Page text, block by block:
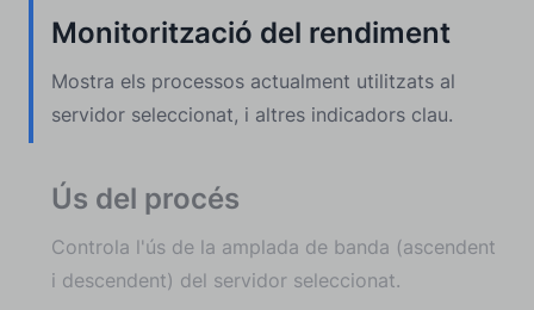
Monitorització del rendiment
Mostra els processos actualment utilitzats al
servidor seleccionat, i altres indicadors clau.
Ús del procés
Controla l'ús de la amplada de banda (ascendent
i descendent) del servidor seleccionat.